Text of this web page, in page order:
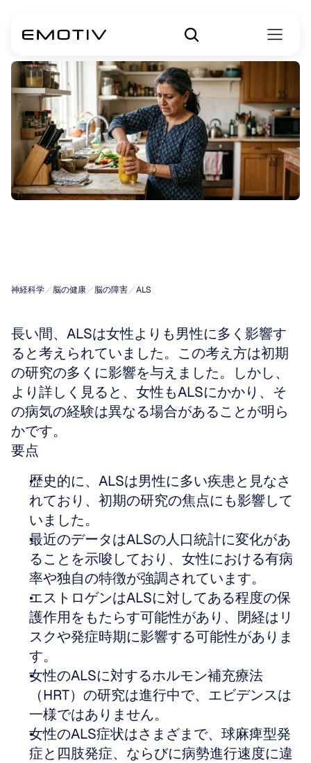
神経科学／脳の健康／脳の障害／ALS
長い間、ALSは女性よりも男性に多く影響す
ると考えられていました。この考え方は初期
の研究の多くに影響を与えました。しかし、
より詳しく見ると、女性もALSにかかり、そ
の病気の経験は異なる場合があることが明ら
かです。
要点
歴史的に、ALSは男性に多い疾患と見なさ
れており、初期の研究の焦点にも影響して
いました。
最近のデータはALSの人口統計に変化があ
ることを示唆しており、女性における有病
率や独自の特徴が強調されています。
エストロゲンはALSに対してある程度の保
護作用をもたらす可能性があり、閉経はリ
スクや発症時期に影響する可能性がありま
す。
女性のALSに対するホルモン補充療法
（HRT）の研究は進行中で、エビデンスは
一様ではありません。
女性のALS症状はさまざまで、球麻痺型発
症と四肢発症、ならびに病勢進行速度に違